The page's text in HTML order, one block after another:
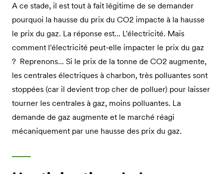
A ce stade, il est tout à fait légitime de se demander
pourquoi la hausse du prix du CO2 impacte à la hausse
le prix du gaz. La réponse est... L'électricité. Mais
comment l'électricité peut-elle impacter le prix du gaz
? Reprenons... Si le prix de la tonne de CO2 augmente,
les centrales électriques à charbon, très polluantes sont
stoppées (car il devient trop cher de polluer) pour laisser
tourner les centrales à gaz, moins polluantes. La
demande de gaz augmente et le marché réagi
mécaniquement par une hausse des prix du gaz.